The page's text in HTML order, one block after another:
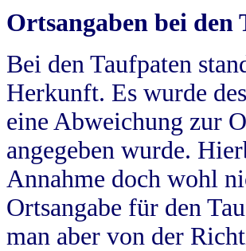
Ortsangaben bei den
Bei den Taufpaten
Herkunft. Es wurde
eine Abweichung zur
angegeben wurde.
Annahme doch wohl
Ortsangabe für den
man aber von der